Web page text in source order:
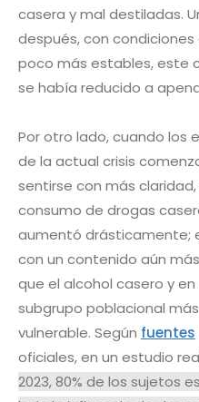
casera y mal destiladas.
después, con condiciones
poco más estables, este
se había reducido a
Por otro lado, cuando los
de la actual crisis
sentirse con más claridad,
consumo de drogas
aumentó drásticamente;
con un contenido aún
que el alcohol casero y en
subgrupo poblacional más
vulnerable. Según fuentes
oficiales, en un estudio
2023, 80% de los sujetos